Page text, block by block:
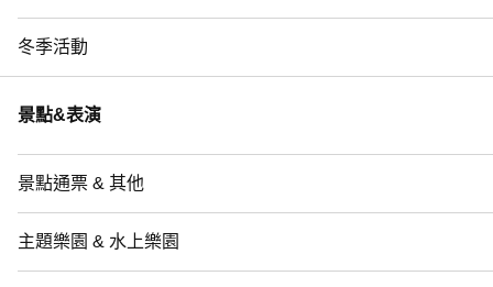
冬季活動
景點&表演
景點通票 & 其他
主題樂園 & 水上樂園